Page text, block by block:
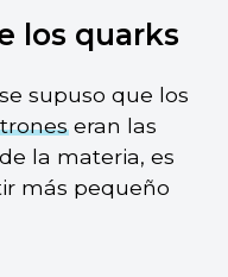
los quarks
supuso que los
eran las
la materia, es
más pequeño